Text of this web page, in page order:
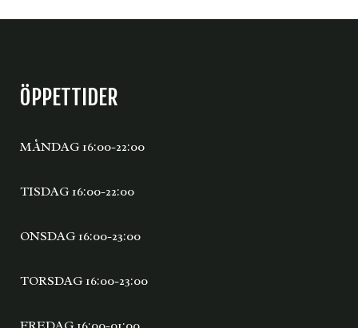
ÖPPETTIDER
MÅNDAG 16:00-22:00
TISDAG 16:00-22:00
ONSDAG 16:00-23:00
TORSDAG 16:00-23:00